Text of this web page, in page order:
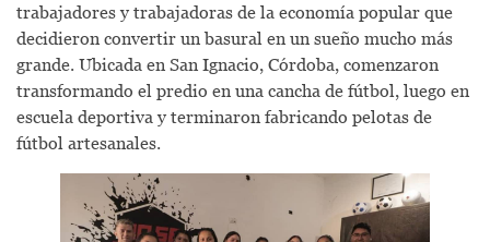
trabajadores y trabajadoras de la economía popular que
decidieron convertir un basural en un sueño mucho más
grande. Ubicada en San Ignacio, Córdoba, comenzaron
transformando el predio en una cancha de fútbol, luego en
escuela deportiva y terminaron fabricando pelotas de
fútbol artesanales.